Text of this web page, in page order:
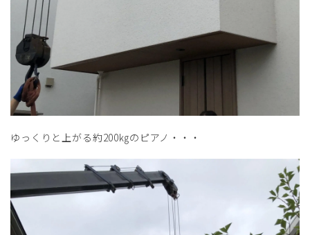
ゆっくりと上がる約200㎏のピアノ・・・